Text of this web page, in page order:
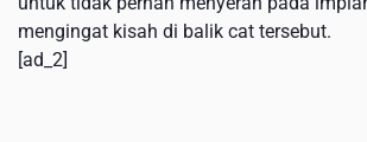
mengingat kisah di balik cat tersebut.
[ad_2]